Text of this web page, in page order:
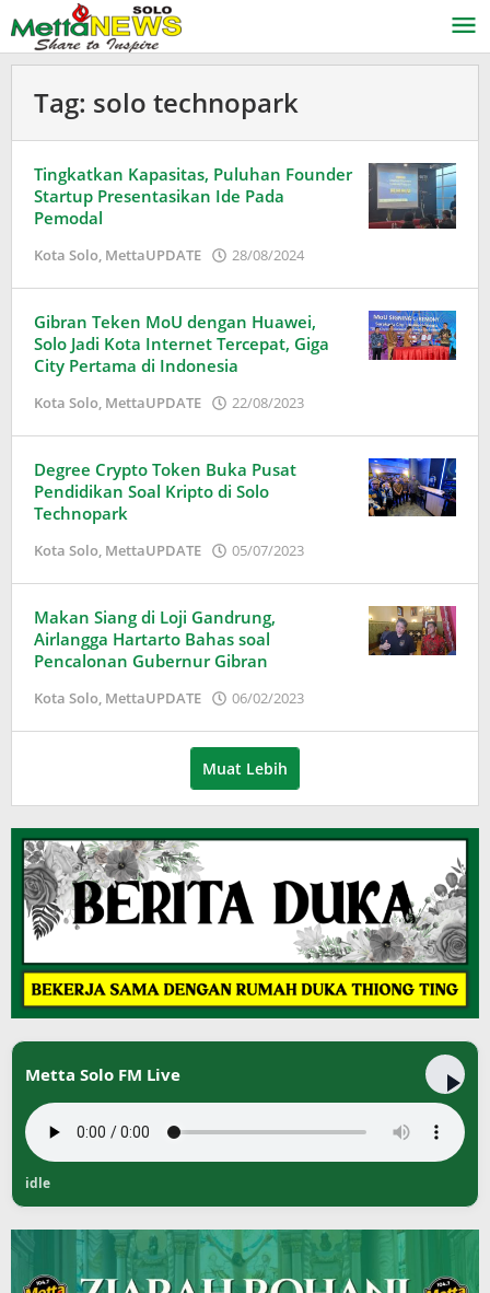
ke
konten
Tag: solo technopark
Tingkatkan Kapasitas, Puluhan Founder
Startup Presentasikan Ide Pada
Pemodal
Kota Solo, MettaUPDATE 28/08/2024
Gibran Teken MoU dengan Huawei,
Solo Jadi Kota Internet Tercepat, Giga
City Pertama di Indonesia
Kota Solo, MettaUPDATE 22/08/2023
Degree Crypto Token Buka Pusat
Pendidikan Soal Kripto di Solo
Technopark
Kota Solo, MettaUPDATE 05/07/2023
Makan Siang di Loji Gandrung,
Airlangga Hartarto Bahas soal
Pencalonan Gubernur Gibran
Kota Solo, MettaUPDATE 06/02/2023
Muat Lebih
Metta Solo FM Live
idle